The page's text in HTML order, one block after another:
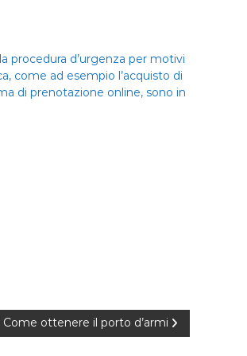
procedura d’urgenza per motivi
come ad esempio l’acquisto di
di prenotazione online, sono in
Come ottenere il porto d’armi